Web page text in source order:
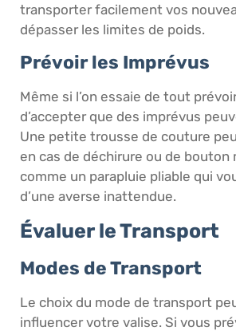
transporter facilement vos
dépasser les limites de poids.
Prévoir les Imprévus
Même si l’on essaie de tout
d’accepter que des imprévus
Une petite trousse de couture
en cas de déchirure ou de
comme un parapluie pliable qui
d’une averse inattendue.
Évaluer le Transport
Modes de Transport
Le choix du mode de transport
influencer votre valise. Si vous